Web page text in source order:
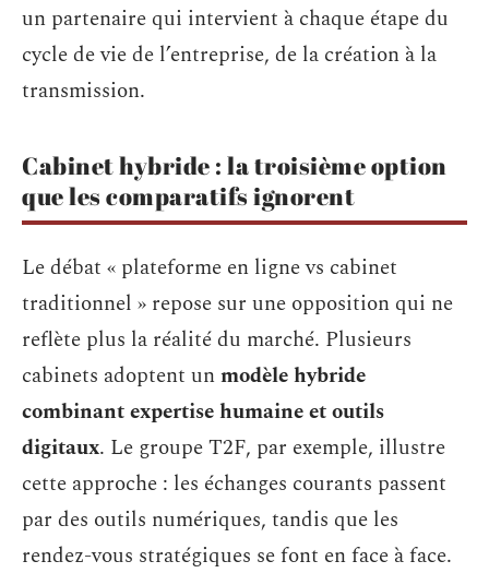
un partenaire qui intervient à chaque étape du
cycle de vie de l’entreprise, de la création à la
transmission.
Cabinet hybride : la troisième option
que les comparatifs ignorent
Le débat « plateforme en ligne vs cabinet
traditionnel » repose sur une opposition qui ne
reflète plus la réalité du marché. Plusieurs
cabinets adoptent unmodèle hybride
combinant expertise humaine et outils
digitaux. Le groupe T2F, par exemple, illustre
cette approche : les échanges courants passent
par des outils numériques, tandis que les
rendez-vous stratégiques se font en face à face.